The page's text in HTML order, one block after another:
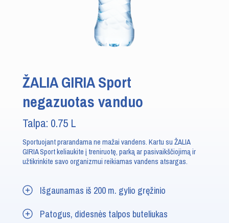
ŽALIA GIRIA Sport
negazuotas vanduo
Talpa: 0.75 L
Sportuojant prarandama ne mažai vandens. Kartu su ŽALIA
GIRIA Sport keliaukite į treniruotę, parką ar pasivaikščiojimą ir
užtikrinkite savo organizmui reikiamas vandens atsargas.
Išgaunamas iš 200 m. gylio gręžinio
Patogus, didesnės talpos buteliukas